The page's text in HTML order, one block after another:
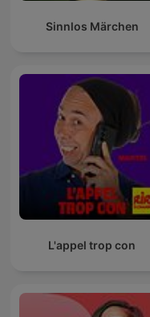
Sinnlos Märchen
L'appel trop con